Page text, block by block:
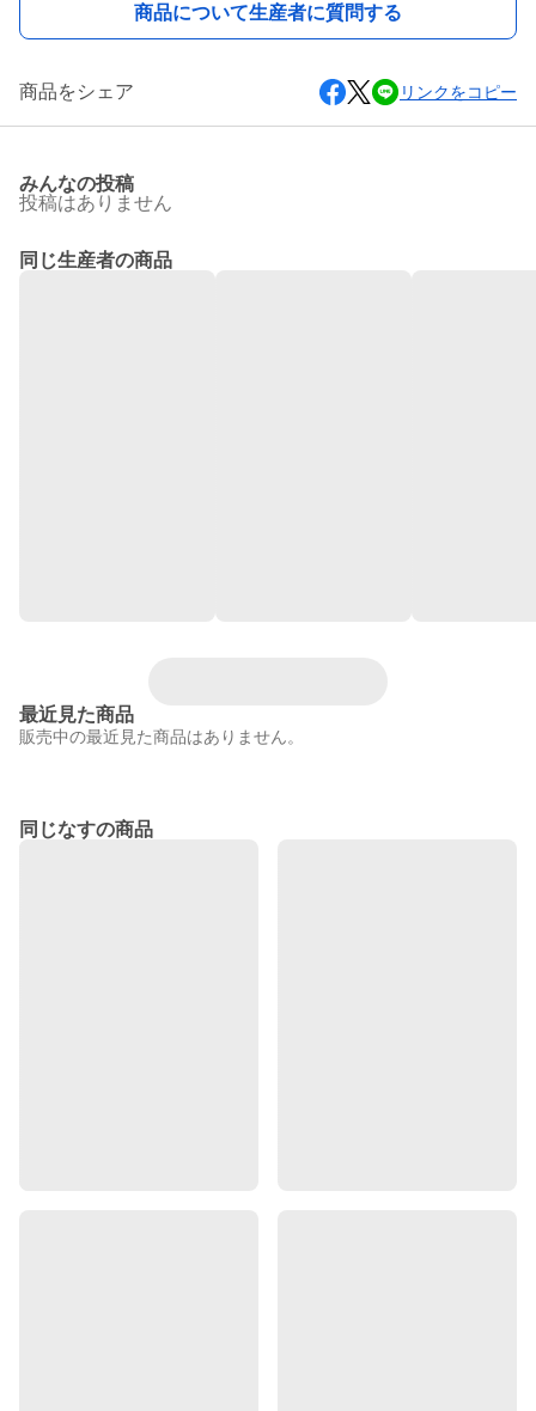
商品について生産者に質問する
商品をシェア リンクをコピー
みんなの投稿
投稿はありません
同じ生産者の商品
最近見た商品
販売中の最近見た商品はありません。
同じなすの商品